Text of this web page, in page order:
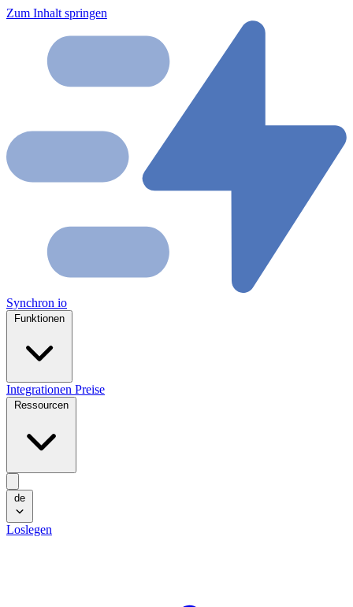
Zum Inhalt springen
Synchron io
Integrationen Preise
de
Loslegen